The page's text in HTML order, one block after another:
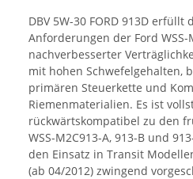
DBV 5W-30 FORD 913D erfüllt
Anforderungen der Ford WSS-
nachverbesserter
mit hohen Schwefelgehalten,
primären Steuerkette und
Riemenmaterialien. Es ist
rückwärtskompatibel zu den
WSS-M2C913-A, 913-B und
den Einsatz in Transit
(ab 04/2012) zwingend